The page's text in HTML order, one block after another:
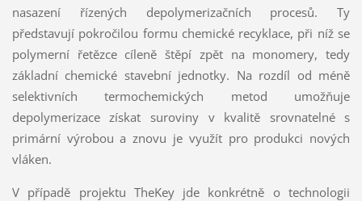
nasazení řízených depolymerizačních procesů. Ty
představují pokročilou formu chemické recyklace, při níž se
polymerní řetězce cíleně štěpí zpět na monomery, tedy
základní chemické stavební jednotky. Na rozdíl od méně
selektivních termochemických metod umožňuje
depolymerizace získat suroviny v kvalitě srovnatelné s
primární výrobou a znovu je využít pro produkci nových
vláken.
V případě projektu TheKey jde konkrétně o technologii